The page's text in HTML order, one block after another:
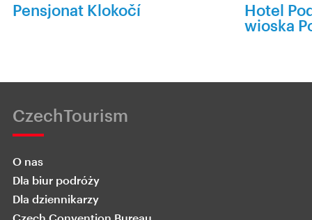
Pensjonat Klokočí
Hotel
wioska
CzechTourism
O nas
Dla biur podróży
Dla dziennikarzy